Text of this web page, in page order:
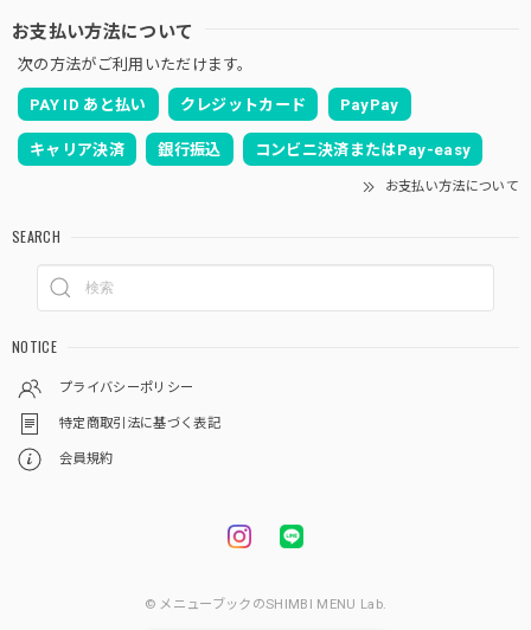
お支払い方法について
次の方法がご利用いただけます。
PAY ID あと払い クレジットカード PayPay
キャリア決済 銀行振込 コンビニ決済またはPay-easy
お支払い方法について
SEARCH
NOTICE
プライバシーポリシー
特定商取引法に基づく表記
会員規約
© メニューブックのSHIMBI MENU Lab.